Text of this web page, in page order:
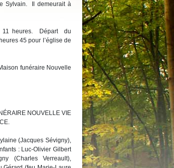
Sylvain. Il demeurait à
11 heures. Départ du
45 pour l’église de
funéraire Nouvelle
NOUVELLE VIE
(Jacques Sévigny),
: Luc-Olivier Gilbert
(Charles Verreault),